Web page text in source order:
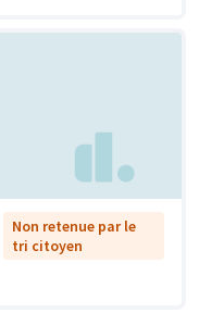
Non retenue par le
tri citoyen